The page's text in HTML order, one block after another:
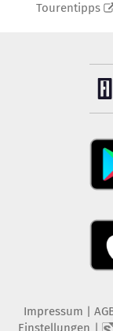
Tourentipps
Impressum
Einstellungen